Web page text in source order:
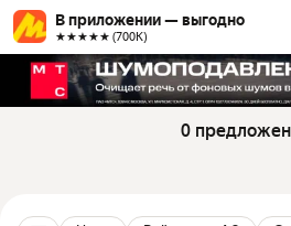
В приложении — выгодно
★★★★★ (700К)
0